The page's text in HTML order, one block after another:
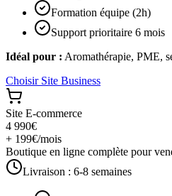
Formation équipe (2h)
Support prioritaire 6 mois
Idéal pour : Aromathérapie, PME,
Choisir Site Business
Site E-commerce
4 990€
+ 199€/mois
Boutique en ligne complète pour
Livraison : 6-8 semaines